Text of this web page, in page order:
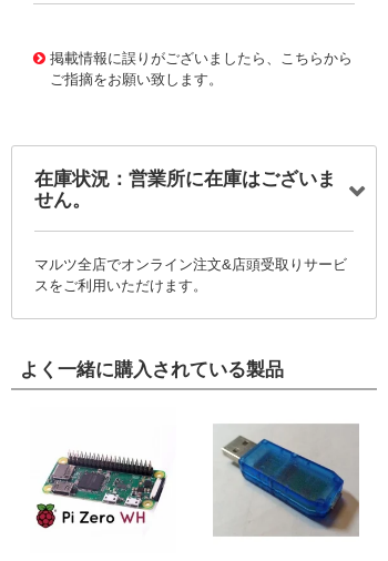
掲載情報に誤りがございましたら、こちらから
ご指摘をお願い致します。
在庫状況：営業所に在庫はございま
せん。
マルツ全店でオンライン注文&店頭受取りサービ
スをご利用いただけます。
よく一緒に購入されている製品